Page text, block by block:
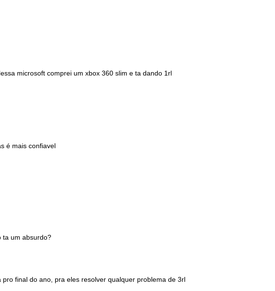
microsoft comprei um xbox 360 slim e ta dando 1rl
é mais confiavel
ta um absurdo?
final do ano, pra eles resolver qualquer problema de 3rl